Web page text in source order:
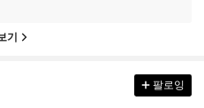
기
팔로잉